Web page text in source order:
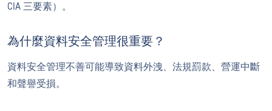
CIA 三要素）。
為什麼資料安全管理很重要？
資料安全管理不善可能導致資料外洩、法規罰款、營運中斷
和聲譽受損。